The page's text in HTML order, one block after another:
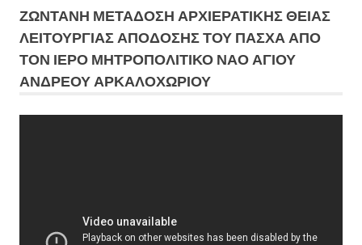
ΖΩΝΤΑΝΗ ΜΕΤΆΔΟΣΗ ΑΡΧΙΕΡΑΤΙΚΗΣ ΘΕΙΑΣ
ΛΕΙΤΟΥΡΓΙΑΣ ΑΠΟΔΟΣΗΣ ΤΟΥ ΠΑΣΧΑ ΑΠΟ
ΤΟΝ ΙΕΡΟ ΜΗΤΡΟΠΟΛΙΤΙΚΟ ΝΑΟ ΑΓΙΟΥ
ΑΝΔΡΕΟΥ ΑΡΚΑΛΟΧΩΡΙΟΥ